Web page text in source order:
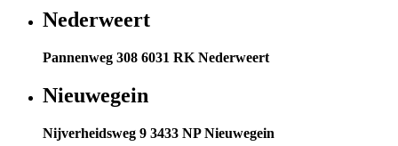
Nederweert
Pannenweg 308 6031 RK Nederweert
Nieuwegein
Nijverheidsweg 9 3433 NP Nieuwegein